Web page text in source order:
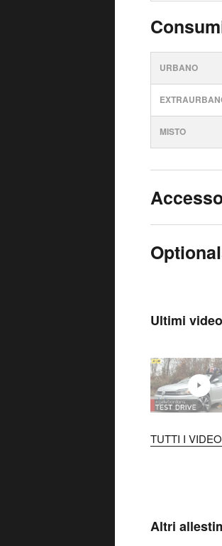
URBANO
MISTO
Ultimi
TUTTI I
Altri